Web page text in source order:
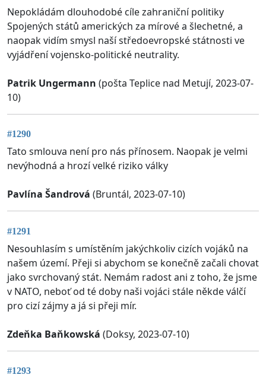
Nepokládám dlouhodobé cíle zahraniční politiky
Spojených států amerických za mírové a šlechetné, a
naopak vidím smysl naší středoevropské státnosti ve
vyjádření vojensko-politické neutrality.
Patrik Ungermann (pošta Teplice nad Metují, 2023-07-
10)
#1290
Tato smlouva není pro nás přínosem. Naopak je velmi
nevýhodná a hrozí velké riziko války
Pavlína Šandrová (Bruntál, 2023-07-10)
#1291
Nesouhlasím s umístěním jakýchkoliv cizích vojáků na
našem území. Přeji si abychom se konečně začali chovat
jako svrchovaný stát. Nemám radost ani z toho, že jsme
v NATO, neboť od té doby naši vojáci stále někde válčí
pro cizí zájmy a já si přeji mír.
Zdeňka Baňkowská (Doksy, 2023-07-10)
#1293